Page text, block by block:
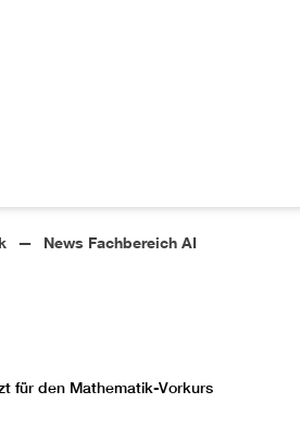
News Fachbereich AI
für den Mathematik-Vorkurs